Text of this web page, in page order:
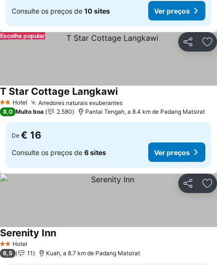
Consulte os preços de 10 sites Ver preços
Partilhar
Escolha popular
2 Estrelas
Hotel Arredores naturais exuberantes
T Star Cottage Langkawi
8,0 Muito boa 2.580 Pantai Tengah, a 8.4 km de Padang Matsirat
De € 16
Consulte os preços de 6 sites Ver preços
Partilhar
2 Estrelas
Hotel
Serenity Inn
6,5 11 Kuah, a 8.7 km de Padang Matsirat